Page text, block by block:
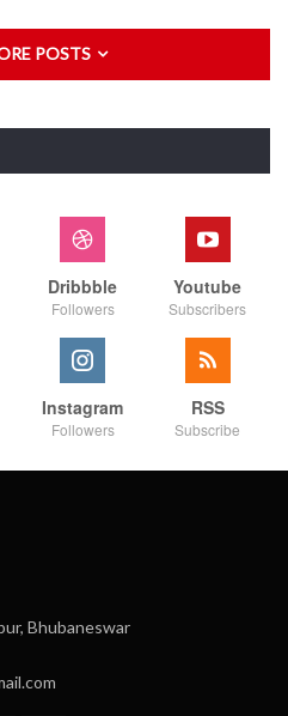
POSTS
Dribbble
Followers
Youtube
Subscribers
Instagram
Followers
RSS
Subscribe
Bhubaneswar